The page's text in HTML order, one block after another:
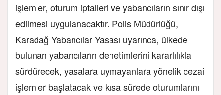
işlemler, oturum iptalleri ve yabancıların sınır dışı
edilmesi uygulanacaktır. Polis Müdürlüğü,
Karadağ Yabancılar Yasası uyarınca, ülkede
bulunan yabancıların denetimlerini kararlılıkla
sürdürecek, yasalara uymayanlara yönelik cezai
işlemler başlatacak ve kısa sürede oturumlarını